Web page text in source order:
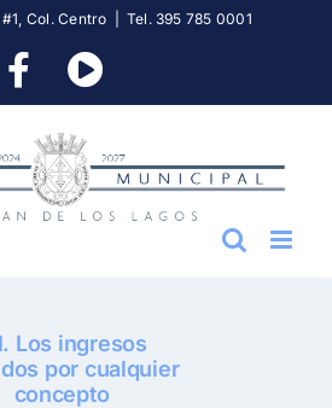
Col. Centro Tel. 395 785 0001
FacebookYouTube
Los ingresos
por cualquier
concepto